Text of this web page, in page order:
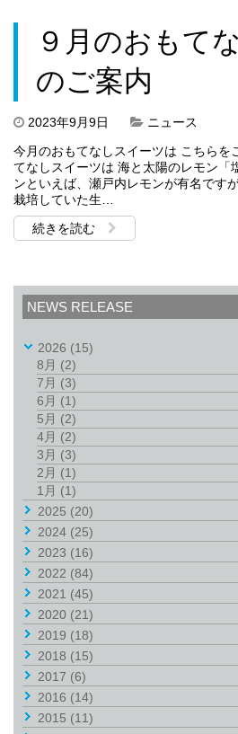
９月のおもて
のご案内
2023年9月9日
ニュース
今月のおもてなしスイーツは こちらを
てなしスイーツは 海と太陽のレモン「
ンといえば、瀬戸内レモンが有名です
栽培していた生…
続きを読む
NEWS RELEASE
2026 (15)
8月 (2)
7月 (3)
6月 (1)
5月 (2)
4月 (2)
3月 (3)
2月 (1)
1月 (1)
2025 (20)
2024 (25)
2023 (16)
2022 (84)
2021 (45)
2020 (21)
2019 (18)
2018 (15)
2017 (6)
2016 (14)
2015 (11)